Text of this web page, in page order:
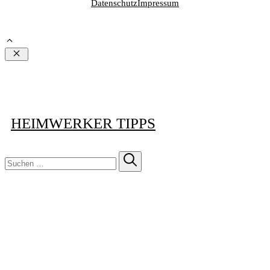
DatenschutzImpressum
Schließen
HEIMWERKER TIPPS
Suchen
nach: